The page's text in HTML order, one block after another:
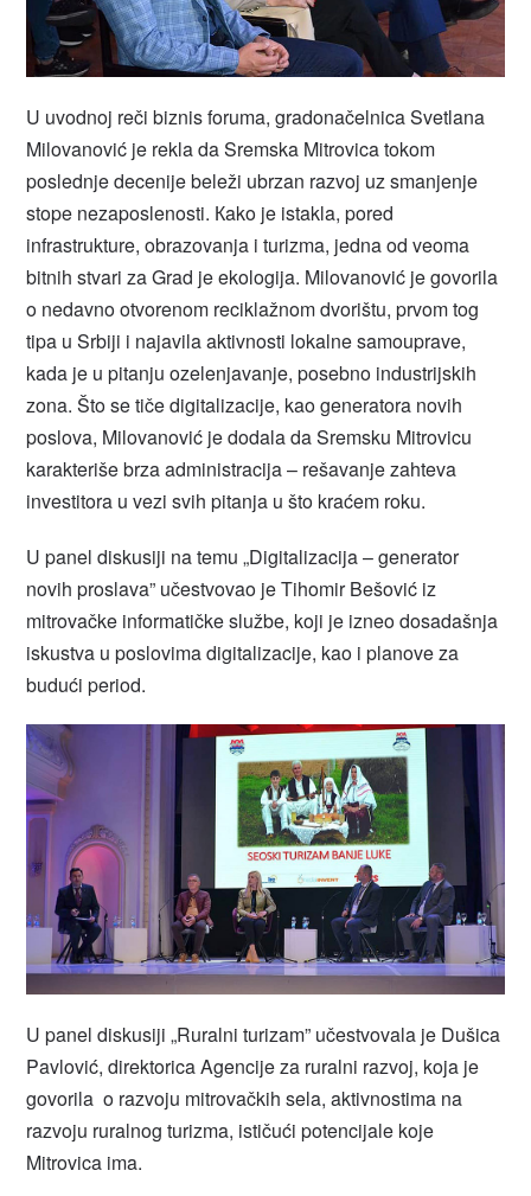
U uvodnoj reči biznis foruma, gradonačelnica Svetlana
Milovanović je rekla da Sremska Mitrovica tokom
poslednje decenije beleži ubrzan razvoj uz smanjenje
stope nezaposlenosti. Кako je istakla, pored
infrastrukture, obrazovanja i turizma, jedna od veoma
bitnih stvari za Grad je ekologija. Milovanović je govorila
o nedavno otvorenom reciklažnom dvorištu, prvom tog
tipa u Srbiji i najavila aktivnosti lokalne samouprave,
kada je u pitanju ozelenjavanje, posebno industrijskih
zona. Što se tiče digitalizacije, kao generatora novih
poslova, Milovanović je dodala da Sremsku Mitrovicu
karakteriše brza administracija – rešavanje zahteva
investitora u vezi svih pitanja u što kraćem roku.
U panel diskusiji na temu „Digitalizacija – generator
novih proslava” učestvovao je Tihomir Bešović iz
mitrovačke informatičke službe, koji je izneo dosadašnja
iskustva u poslovima digitalizacije, kao i planove za
budući period.
U panel diskusiji „Ruralni turizam” učestvovala je Dušica
Pavlović, direktorica Agencije za ruralni razvoj, koja je
govorila o razvoju mitrovačkih sela, aktivnostima na
razvoju ruralnog turizma, ističući potencijale koje
Mitrovica ima.